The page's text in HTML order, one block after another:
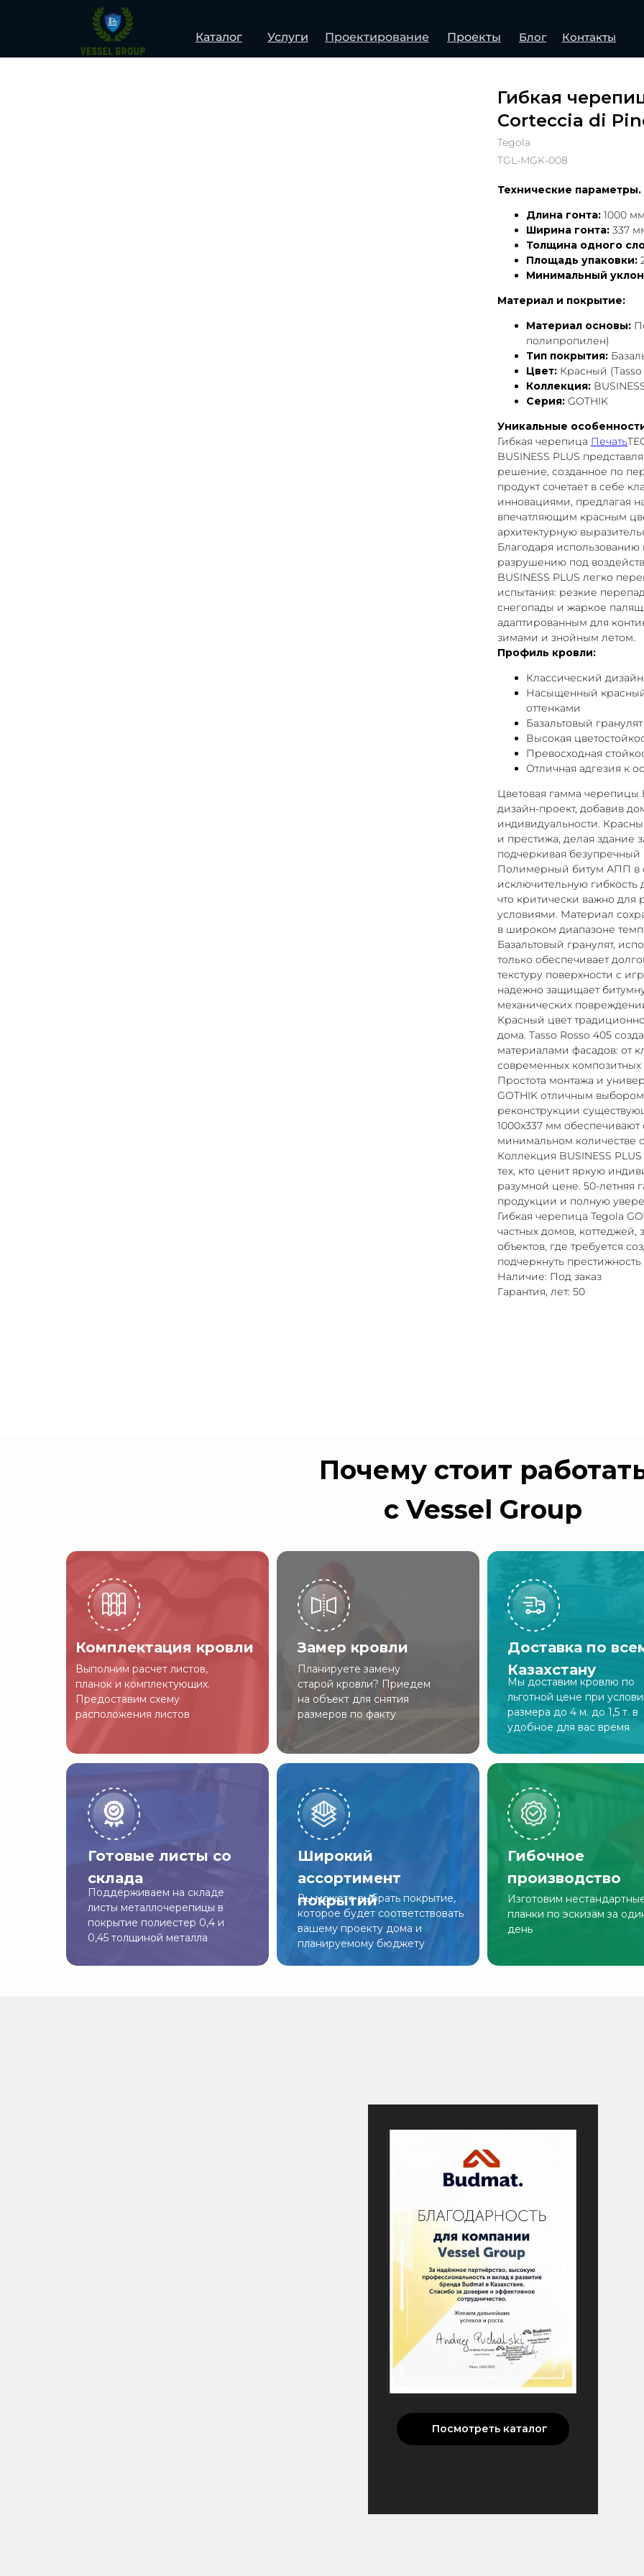
Каталог Услуги Проектирование Проекты Блог Контакты
Гибкая
Corteccia di
Tegola
TGL-MGK-008
Технические
Длина гонта: 1000
Ширина гонта: 337
Толщина одного
Площадь упаковки:
Минимальный
Материал и покрытие:
Материал основы:
полипропилен)
Тип покрытия:
Цвет: Красный (Tasso
Коллекция:
Серия: GOTHIK
Уникальные
Гибкая черепица Печать
BUSINESS PLUS
решение, созданное по
продукт сочетает в себе
инновациями, предлагая
впечатляющим красным
архитектурную
Благодаря
разрушению под
BUSINESS PLUS легко
испытания: резкие
снегопады и жаркое
адаптированным для
зимами и знойным летом.
Профиль кровли:
Классический
Насыщенный красный
оттенками
Базальтовый
Высокая
Превосходная
Отличная адгезия к
Цветовая гамма черепицы
дизайн-проект, добавив
индивидуальности.
и престижа, делая здание
подчеркивая безупречный
Полимерный битум АПП в
исключительную гибкость
что критически важно
условиями. Материал
в широком диапазоне
Базальтовый гранулят,
только обеспечивает
текстуру поверхности с
надежно защищает
механических
Красный цвет
дома. Tasso Rosso 405
материалами фасадов: от
современных
Простота монтажа и
GOTHIK отличным выбором
реконструкции
1000x337 мм
минимальном количестве
Коллекция BUSINESS
тех, кто ценит яркую
разумной цене. 50-летняя
продукции и полную
Гибкая черепица Tegola
частных домов,
объектов, где требуется
подчеркнуть
Наличие: Под заказ
Гарантия, лет: 50
Комплектация кровли
Выполним расчет листов,
планок и комплектующих.
Предоставим схему
расположения листов
Замер кровли
Планируете замену
старой кровли? Приедем
на объект для снятия
размеров по факту
Готовые листы со
склада
Поддерживаем на складе
листы металлочерепицы в
покрытие полиестер 0,4 и
0,45 толщиной металла
Доставка по
Казахстану
Широкий
ассортимент
покрытий
Мы доставим кровлю по
льготной цене при
размера до 4 м. до 1,5 т. в
удобное для вас время
Вы можете выбрать покрытие,
которое будет соответствовать
вашему проекту дома и
планируемому бюджету
Гибочное
производство
Изготовим
планки по эскизам за
день
Почему стоит
с Vessel Group
Посмотреть каталог